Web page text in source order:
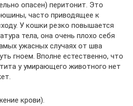
опасен) перитонит. Это
часто приводящее к
У кошки резко повышается
тела, она очень плохо себя
ужасных случаях от шва
гноем. Вполне естественно, что
у умирающего животного нет
крови).